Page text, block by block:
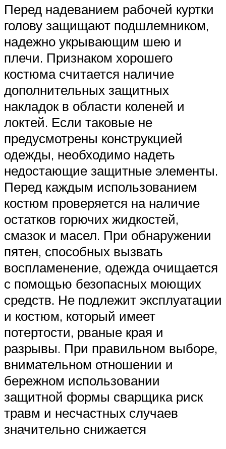
Перед надеванием рабочей куртки
голову защищают подшлемником,
надежно укрывающим шею и
плечи. Признаком хорошего
костюма считается наличие
дополнительных защитных
накладок в области коленей и
локтей. Если таковые не
предусмотрены конструкцией
одежды, необходимо надеть
недостающие защитные элементы.
Перед каждым использованием
костюм проверяется на наличие
остатков горючих жидкостей,
смазок и масел. При обнаружении
пятен, способных вызвать
воспламенение, одежда очищается
с помощью безопасных моющих
средств. Не подлежит эксплуатации
и костюм, который имеет
потертости, рваные края и
разрывы. При правильном выборе,
внимательном отношении и
бережном использовании
защитной формы сварщика риск
травм и несчастных случаев
значительно снижается